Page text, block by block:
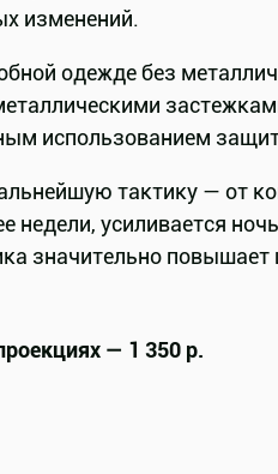
изменений.
одежде без
использованием
тактику — от
недели, усиливается
значительно
— 1 350 р.